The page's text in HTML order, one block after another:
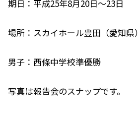
期日：平成25年8月20日～23日
場所：スカイホール豊田（愛知県）
男子：西條中学校準優勝
写真は報告会のスナップです。